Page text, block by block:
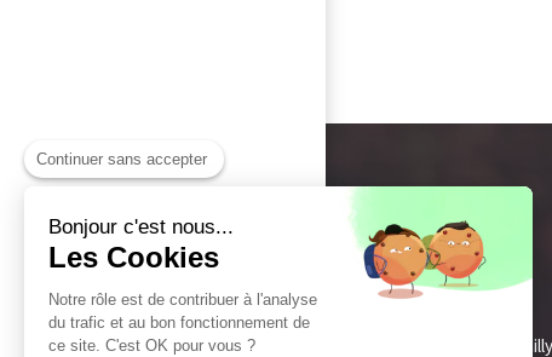
Continuer sans accepter
Bonjour c'est nous...
Les Cookies
Notre rôle est de contribuer à l'analyse
du trafic et au bon fonctionnement de
ce site. C'est OK pour vous ?